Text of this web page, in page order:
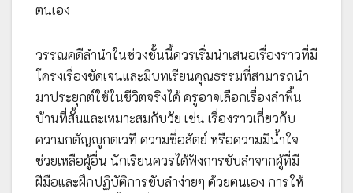
ตนเอง
วรรณคดีลำนำในช่วงชั้นนี้ควรเริ่มนำเสนอเรื่องราวที่มี
โครงเรื่องชัดเจนและมีบทเรียนคุณธรรมที่สามารถนำ
มาประยุกต์ใช้ในชีวิตจริงได้ ครูอาจเลือกเรื่องลำพื้น
บ้านที่สั้นและเหมาะสมกับวัย เช่น เรื่องราวเกี่ยวกับ
ความกตัญญูกตเวที ความซื่อสัตย์ หรือความมีน้ำใจ
ช่วยเหลือผู้อื่น นักเรียนควรได้ฟังการขับลำจากผู้ที่มี
ฝีมือและฝึกปฏิบัติการขับลำง่ายๆ ด้วยตนเอง การให้